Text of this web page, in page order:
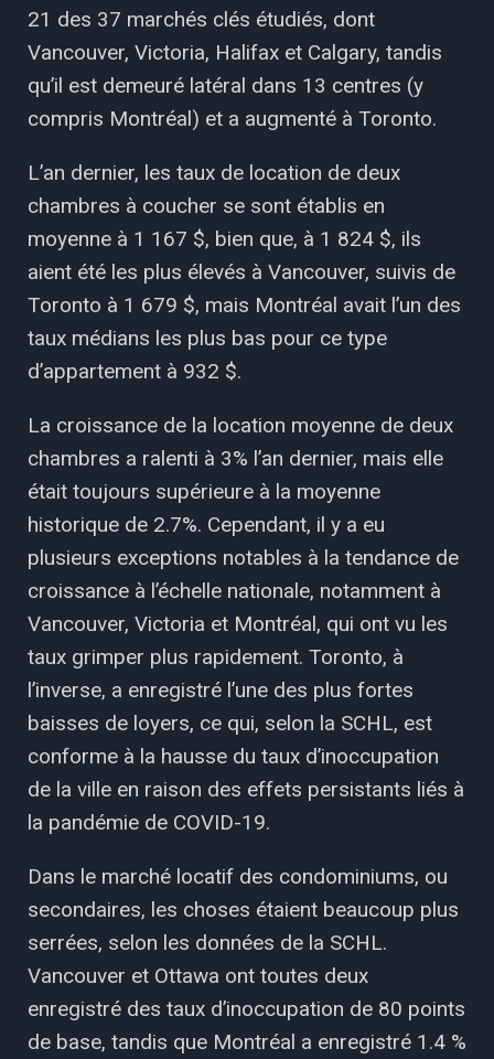
21 des 37 marchés clés étudiés, dont
Vancouver, Victoria, Halifax et Calgary, tandis
qu’il est demeuré latéral dans 13 centres (y
compris Montréal) et a augmenté à Toronto.
L’an dernier, les taux de location de deux
chambres à coucher se sont établis en
moyenne à 1 167 $, bien que, à 1 824 $, ils
aient été les plus élevés à Vancouver, suivis de
Toronto à 1 679 $, mais Montréal avait l’un des
taux médians les plus bas pour ce type
d’appartement à 932 $.
La croissance de la location moyenne de deux
chambres a ralenti à 3% l’an dernier, mais elle
était toujours supérieure à la moyenne
historique de 2.7%. Cependant, il y a eu
plusieurs exceptions notables à la tendance de
croissance à l’échelle nationale, notamment à
Vancouver, Victoria et Montréal, qui ont vu les
taux grimper plus rapidement. Toronto, à
l’inverse, a enregistré l’une des plus fortes
baisses de loyers, ce qui, selon la SCHL, est
conforme à la hausse du taux d’inoccupation
de la ville en raison des effets persistants liés à
la pandémie de COVID-19.
Dans le marché locatif des condominiums, ou
secondaires, les choses étaient beaucoup plus
serrées, selon les données de la SCHL.
Vancouver et Ottawa ont toutes deux
enregistré des taux d’inoccupation de 80 points
de base, tandis que Montréal a enregistré 1.4 %